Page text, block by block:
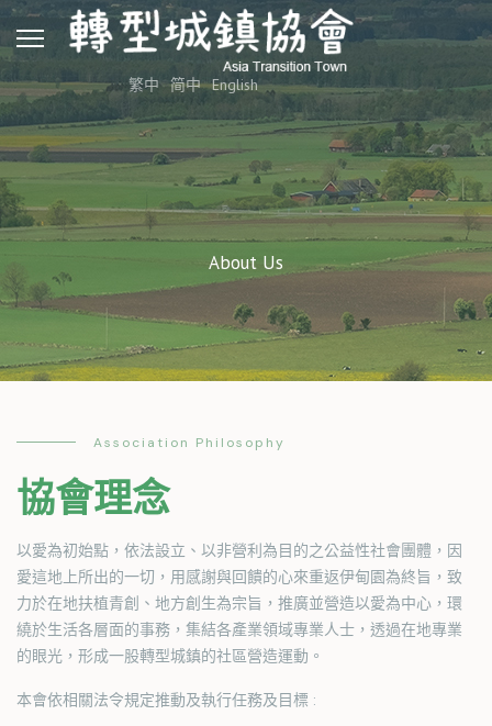
繁中 简中 English
About Us
Association Philosophy
協會理念
以愛為初始點，依法設立、以非營利為目的之公益性社會團體，因
愛這地上所出的一切，用感謝與回饋的心來重返伊甸園為終旨，致
力於在地扶植青創、地方創生為宗旨，推廣並營造以愛為中心，環
繞於生活各層面的事務，集結各產業領域專業人士，透過在地專業
的眼光，形成一股轉型城鎮的社區營造運動。
本會依相關法令規定推動及執行任務及目標 :